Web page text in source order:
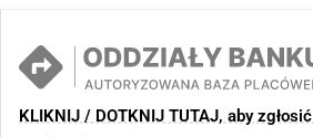
KLIKNIJ / DOTKNIJ TUTAJ, aby